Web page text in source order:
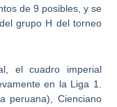
de 9 posibles, y se
grupo H del torneo
el cuadro imperial
en la Liga 1.
peruana), Cienciano